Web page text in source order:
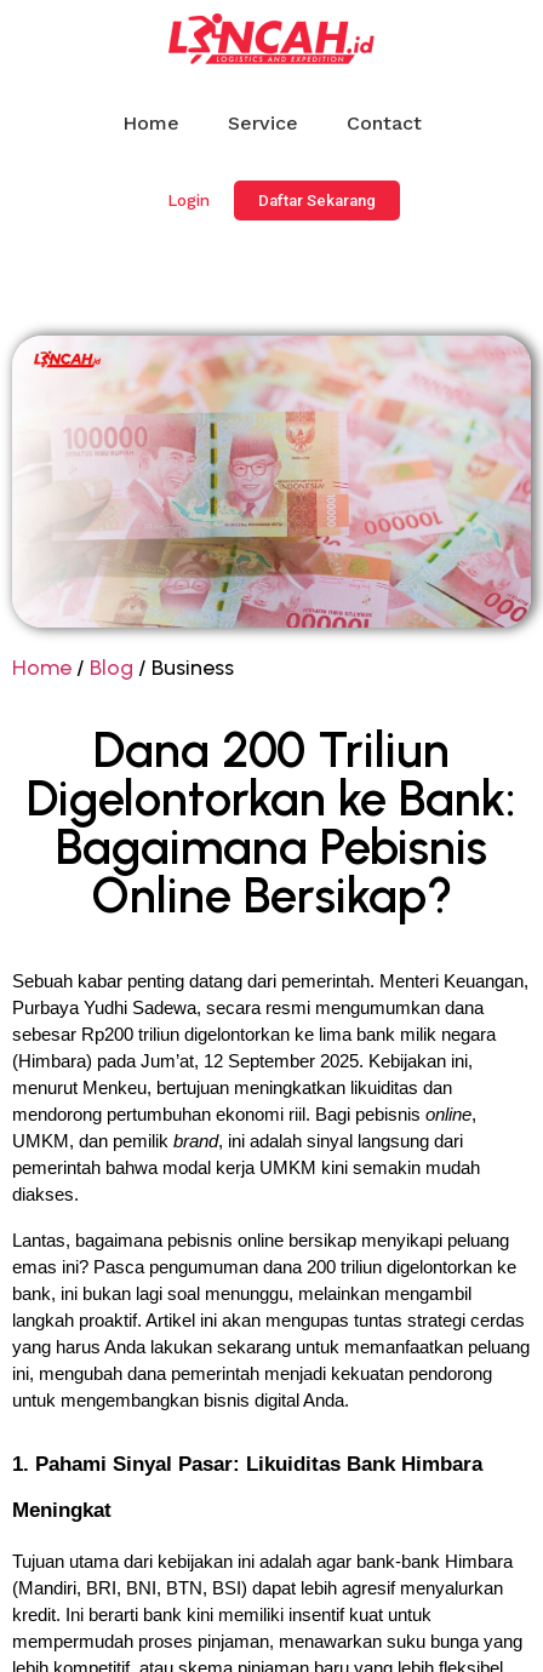
Home Service Contact
Login Daftar Sekarang
Home / Blog / Business
Dana 200 Triliun
Digelontorkan ke Bank:
Bagaimana Pebisnis
Online Bersikap?
Sebuah kabar penting datang dari pemerintah. Menteri Keuangan,
Purbaya Yudhi Sadewa, secara resmi mengumumkan dana
sebesar Rp200 triliun digelontorkan ke lima bank milik negara
(Himbara) pada Jum’at, 12 September 2025. Kebijakan ini,
menurut Menkeu, bertujuan meningkatkan likuiditas dan
mendorong pertumbuhan ekonomi riil. Bagi pebisnis online,
UMKM, dan pemilik brand, ini adalah sinyal langsung dari
pemerintah bahwa modal kerja UMKM kini semakin mudah
diakses.
Lantas, bagaimana pebisnis online bersikap menyikapi peluang
emas ini? Pasca pengumuman dana 200 triliun digelontorkan ke
bank, ini bukan lagi soal menunggu, melainkan mengambil
langkah proaktif. Artikel ini akan mengupas tuntas strategi cerdas
yang harus Anda lakukan sekarang untuk memanfaatkan peluang
ini, mengubah dana pemerintah menjadi kekuatan pendorong
untuk mengembangkan bisnis digital Anda.
1. Pahami Sinyal Pasar: Likuiditas Bank Himbara
Meningkat
Tujuan utama dari kebijakan ini adalah agar bank-bank Himbara
(Mandiri, BRI, BNI, BTN, BSI) dapat lebih agresif menyalurkan
kredit. Ini berarti bank kini memiliki insentif kuat untuk
mempermudah proses pinjaman, menawarkan suku bunga yang
lebih kompetitif, atau skema pinjaman baru yang lebih fleksibel.